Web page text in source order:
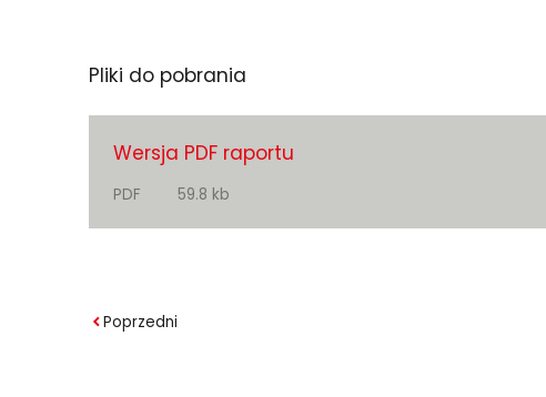
Pliki do pobrania
Wersja PDF raportu
PDF 59.8 kb
Poprzedni